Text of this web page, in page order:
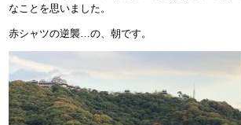
なことを思いました。
赤シャツの逆襲…の、朝です。